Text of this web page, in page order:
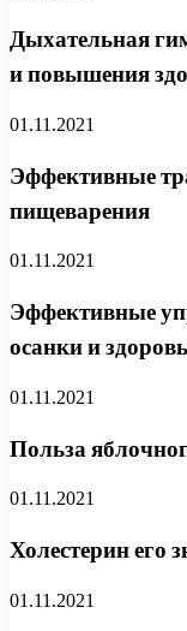
Дыхательная
и повышения
01.11.2021
Эффективные
пищеварения
01.11.2021
Эффективные
осанки и
01.11.2021
Польза
01.11.2021
Холестерин его
01.11.2021